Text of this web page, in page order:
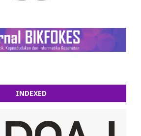
INDEXED